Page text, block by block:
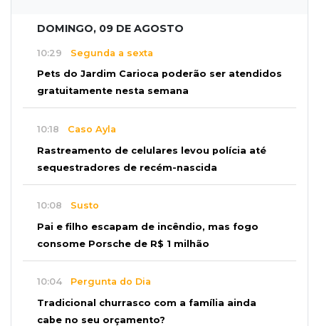
DOMINGO, 09 DE AGOSTO
10:29 Segunda a sexta
Pets do Jardim Carioca poderão ser atendidos
gratuitamente nesta semana
10:18 Caso Ayla
Rastreamento de celulares levou polícia até
sequestradores de recém-nascida
10:08 Susto
Pai e filho escapam de incêndio, mas fogo
consome Porsche de R$ 1 milhão
10:04 Pergunta do Dia
Tradicional churrasco com a família ainda
cabe no seu orçamento?